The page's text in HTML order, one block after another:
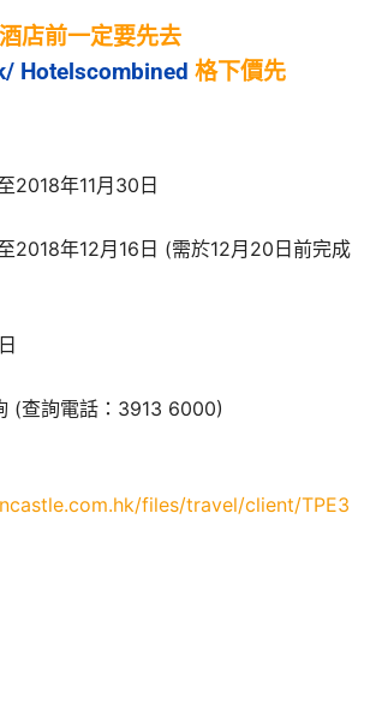
店前一定要先去
Hotelscombined 格下價先
2018年11月30日
2018年12月16日 (需於12月20日前完成
(查詢電話：3913 6000)
files/travel/client/TPE3